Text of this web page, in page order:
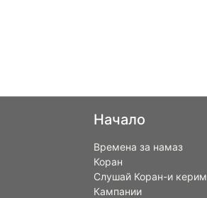
Начало
Времена за намаз
Коран
Слушай Коран-и керим
Кампании